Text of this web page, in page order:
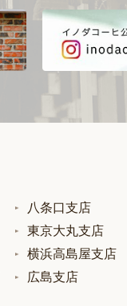
八条口支店
東京大丸支店
横浜高島屋支店
広島支店